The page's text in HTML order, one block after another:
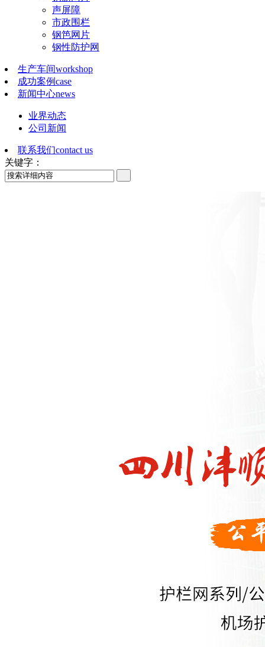
声屏障
市政围栏
钢笆网片
钢性防护网
生产车间workshop
成功案例case
新闻中心news
业界动态
公司新闻
联系我们contact us
关键字：